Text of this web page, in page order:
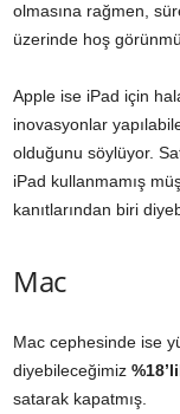
olmasına rağmen,
üzerinde hoş
Apple ise iPad için
inovasyonlar
olduğunu söylüyor.
iPad kullanmamış
kanıtlarından biri
Mac
Mac cephesinde ise
diyebileceğimiz
satarak kapatmış.